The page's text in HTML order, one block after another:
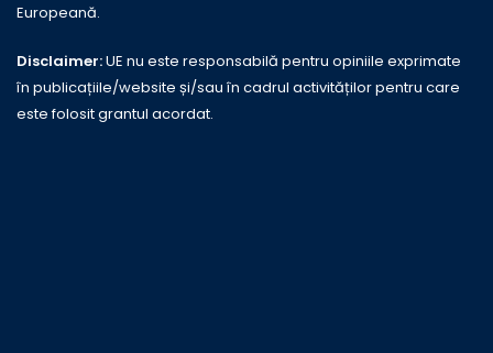
Europeană.
Disclaimer:UE nu este responsabilă pentru opiniile exprimate
în publicațiile/website și/sau în cadrul activităților pentru care
este folosit grantul acordat.